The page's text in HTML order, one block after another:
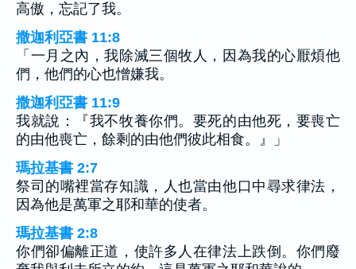
高傲，忘記了我。
撒迦利亞書 11:8
「一月之內，我除滅三個牧人，因為我的心厭煩他
們，他們的心也憎嫌我。
撒迦利亞書 11:9
我就說：『我不牧養你們。要死的由他死，要喪亡
的由他喪亡，餘剩的由他們彼此相食。』」
瑪拉基書 2:7
祭司的嘴裡當存知識，人也當由他口中尋求律法，
因為他是萬軍之耶和華的使者。
瑪拉基書 2:8
你們卻偏離正道，使許多人在律法上跌倒。你們廢